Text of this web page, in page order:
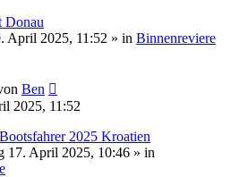
Donau
April 2025, 11:52 » in Binnenreviere
Ben
2025, 11:52
2025 Kroatien
17. April 2025, 10:46 » in